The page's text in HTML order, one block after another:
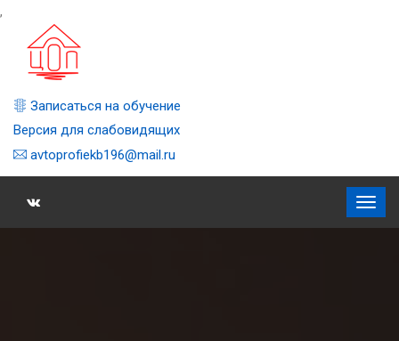
,
Записаться на обучение
Версия для слабовидящих
avtoprofiekb196@mail.ru